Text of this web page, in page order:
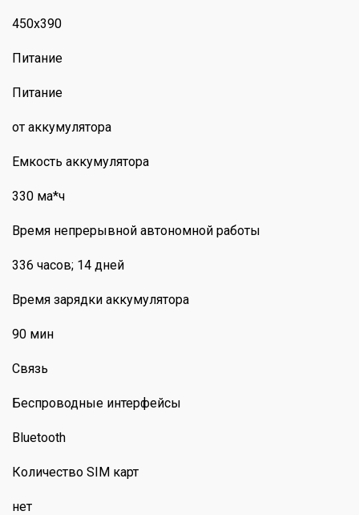
450х390
Питание
Питание
от аккумулятора
Емкость аккумулятора
330 ма*ч
Время непрерывной автономной работы
336 часов; 14 дней
Время зарядки аккумулятора
90 мин
Связь
Беспроводные интерфейсы
Bluetooth
Количество SIM карт
нет